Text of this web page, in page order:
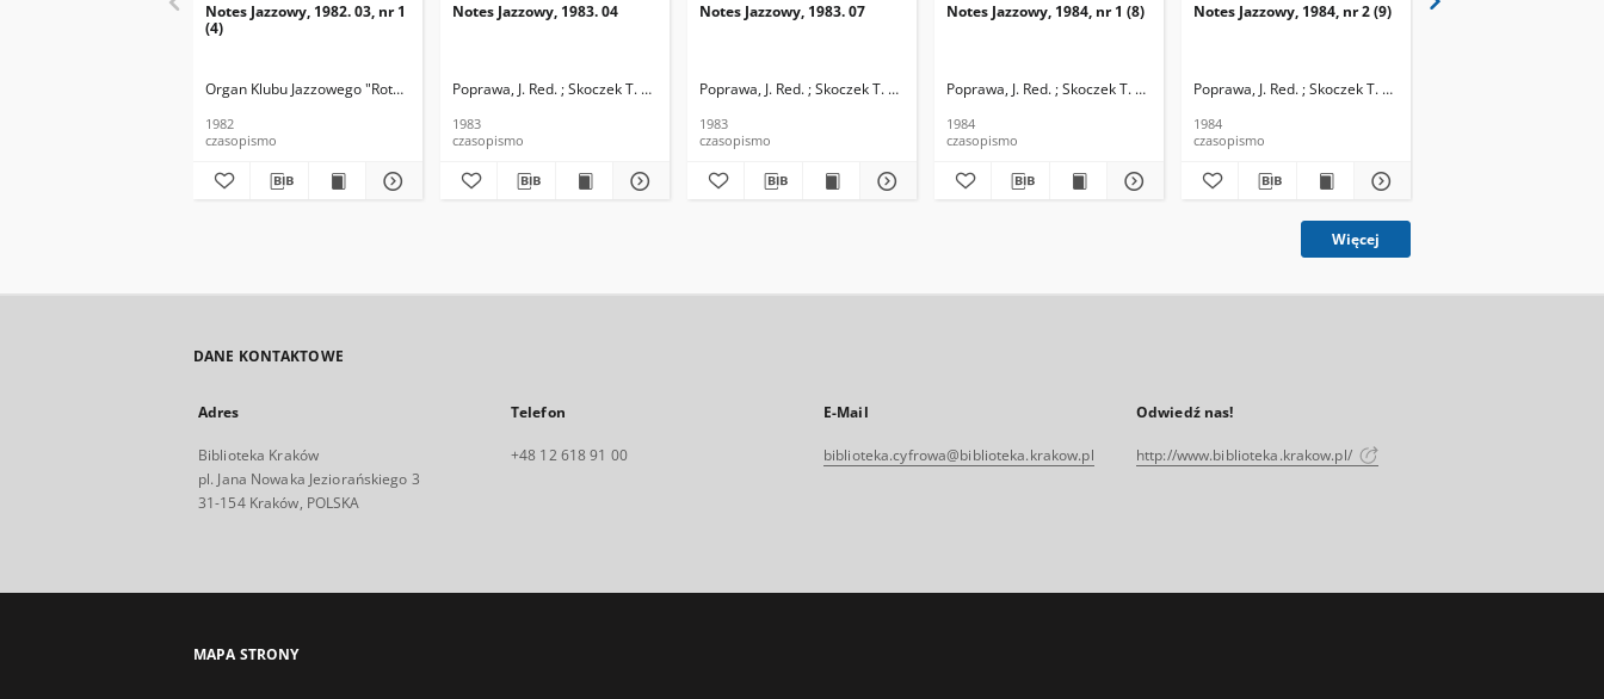
Notes Jazzowy, 1982. 03, nr 1
(4)
Organ Klubu Jazzowego "Rotunda" Skoczek, T. Red.
1982
czasopismo
Notes Jazzowy, 1983. 04
Poprawa, J. Red. ; Skoczek T. Red.
1983
czasopismo
Notes Jazzowy, 1983. 07
Poprawa, J. Red. ; Skoczek T. Red.
1983
czasopismo
Notes Jazzowy, 1984, nr 1 (8)
Poprawa, J. Red. ; Skoczek T. Red.
1984
czasopismo
Notes Jazzowy, 1984, nr 2 (9)
Poprawa, J. Red. ; Skoczek T. Red.
1984
czasopismo
Więcej
DANE KONTAKTOWE
Adres
Biblioteka Kraków
pl. Jana Nowaka Jeziorańskiego 3
31-154 Kraków, POLSKA
Telefon
+48 12 618 91 00
E-Mail
biblioteka.cyfrowa@biblioteka.krakow.pl
Odwiedź nas!
http://www.biblioteka.krakow.pl/
MAPA STRONY